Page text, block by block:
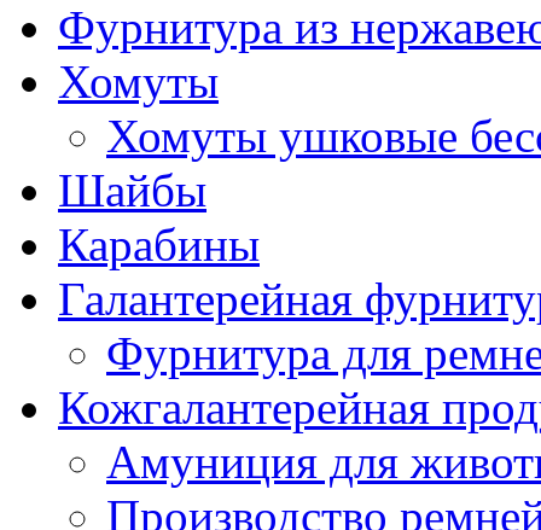
Фурнитура из
Хомуты
Хомуты ушковые
Шайбы
Карабины
Галантерейная
Фурнитура для
Кожгалантерейная
Амуниция для
Производство